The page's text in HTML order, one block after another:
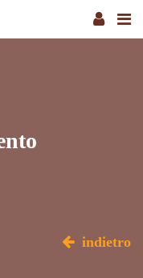
indietro